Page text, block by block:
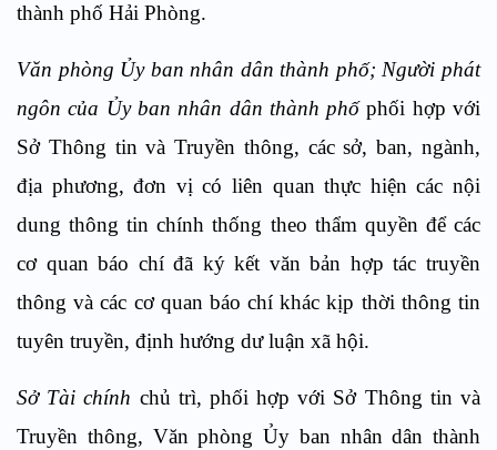
thành phố Hải Phòng.
Văn phòng Ủy ban nhân dân thành phố; Người phát
ngôn của Ủy ban nhân dân thành phốphối hợp với
Sở Thông tin và Truyền thông, các sở, ban, ngành,
địa phương, đơn vị có liên quan thực hiện các nội
dung thông tin chính thống theo thẩm quyền để các
cơ quan báo chí đã ký kết văn bản hợp tác truyền
thông và các cơ quan báo chí khác kịp thời thông tin
tuyên truyền, định hướng dư luận xã hội.
Sở Tài chính chủ trì, phối hợp với Sở Thông tin và
Truyền thông, Văn phòng Ủy ban nhân dân thành